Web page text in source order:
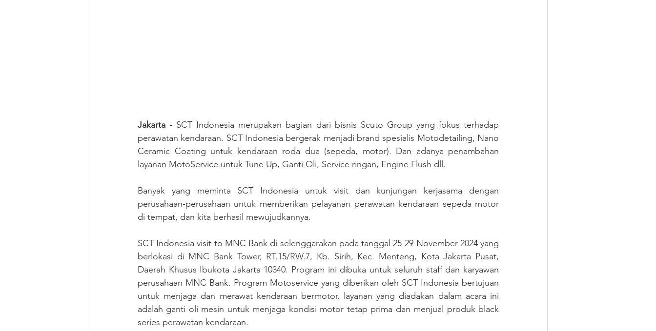
Jakarta - SCT Indonesia merupakan bagian dari bisnis Scuto Group yang fokus terhadap
perawatan kendaraan. SCT Indonesia bergerak menjadi brand spesialis Motodetailing, Nano
Ceramic Coating untuk kendaraan roda dua (sepeda, motor). Dan adanya penambahan
layanan MotoService untuk Tune Up, Ganti Oli, Service ringan, Engine Flush dll.
Banyak yang meminta SCT Indonesia untuk visit dan kunjungan kerjasama dengan
perusahaan-perusahaan untuk memberikan pelayanan perawatan kendaraan sepeda motor
di tempat, dan kita berhasil mewujudkannya.
SCT Indonesia visit to MNC Bank di selenggarakan pada tanggal 25-29 November 2024 yang
berlokasi di MNC Bank Tower, RT.15/RW.7, Kb. Sirih, Kec. Menteng, Kota Jakarta Pusat,
Daerah Khusus Ibukota Jakarta 10340. Program ini dibuka untuk seluruh staff dan karyawan
perusahaan MNC Bank. Program Motoservice yang diberikan oleh SCT Indonesia bertujuan
untuk menjaga dan merawat kendaraan bermotor, layanan yang diadakan dalam acara ini
adalah ganti oli mesin untuk menjaga kondisi motor tetap prima dan menjual produk black
series perawatan kendaraan.